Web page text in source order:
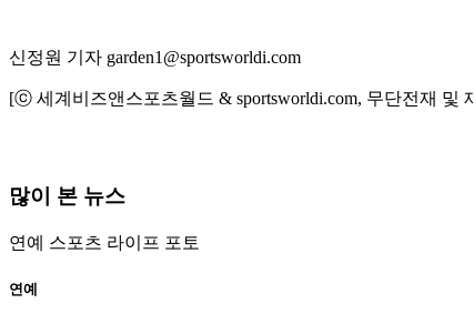
신정원 기자 garden1@sportsworldi.com
[ⓒ 세계비즈앤스포츠월드 & sportsworldi.com, 무단전재 및
많이 본 뉴스
연예 스포츠 라이프 포토
연예